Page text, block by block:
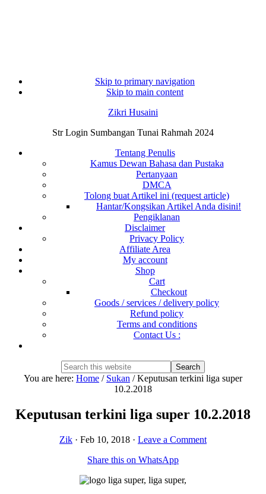
Skip to primary navigation
Skip to main content
Zikri Husaini
Str Login Sumbangan Tunai Rahmah 2024
Tentang Penulis
Kamus Dewan Bahasa dan Pustaka
Pertanyaan
DMCA
Tolong buat Artikel ini (request article)
Hantar/Kongsikan Artikel Anda disini!
Pengiklanan
Disclaimer
Privacy Policy
Affiliate Area
My account
Shop
Cart
Checkout
Goods / services / delivery policy
Refund policy
Terms and conditions
Contact Us :
Search
this
Hide
Search
You are here: Home / Sukan /Keputusan terkini liga super
10.2.2018
Keputusan terkini liga super 10.2.2018
Zik · Feb 10, 2018 · Leave a Comment
Share this on WhatsApp